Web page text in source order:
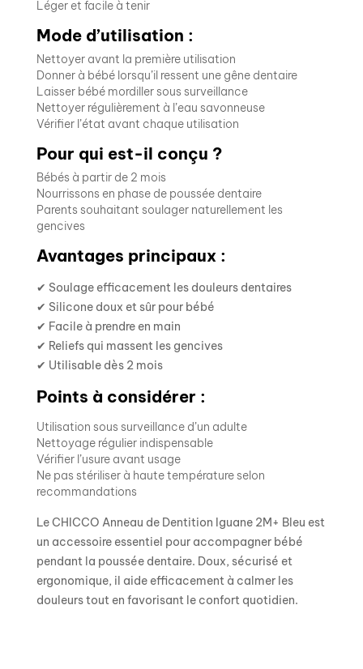
Léger et facile à tenir
Mode d’utilisation :
Nettoyer avant la première utilisation
Donner à bébé lorsqu’il ressent une gêne dentaire
Laisser bébé mordiller sous surveillance
Nettoyer régulièrement à l’eau savonneuse
Vérifier l’état avant chaque utilisation
Pour qui est-il conçu ?
Bébés à partir de 2 mois
Nourrissons en phase de poussée dentaire
Parents souhaitant soulager naturellement les
gencives
Avantages principaux :
✔ Soulage efficacement les douleurs dentaires
✔ Silicone doux et sûr pour bébé
✔ Facile à prendre en main
✔ Reliefs qui massent les gencives
✔ Utilisable dès 2 mois
Points à considérer :
Utilisation sous surveillance d’un adulte
Nettoyage régulier indispensable
Vérifier l’usure avant usage
Ne pas stériliser à haute température selon
recommandations
Le CHICCO Anneau de Dentition Iguane 2M+ Bleu est
un accessoire essentiel pour accompagner bébé
pendant la poussée dentaire. Doux, sécurisé et
ergonomique, il aide efficacement à calmer les
douleurs tout en favorisant le confort quotidien.